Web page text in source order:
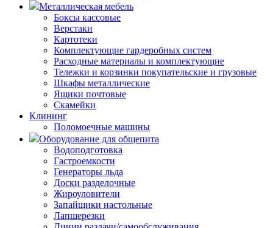
Металлическая мебель
Боксы кассовые
Верстаки
Картотеки
Комплектующие гардеробных систем
Расходные материалы и комплектующие
Тележки и корзинки покупательские и грузовые
Шкафы металлические
Ящики почтовые
Скамейки
Клининг
Поломоечные машины
Оборудование для общепита
Водоподготовка
Гастроемкости
Генераторы льда
Доски разделочные
Жироуловители
Запайщики настольные
Лапшерезки